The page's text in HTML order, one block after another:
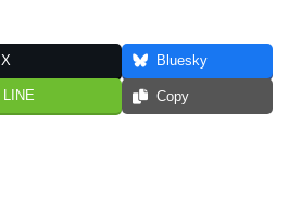
X Bluesky
LINE Copy